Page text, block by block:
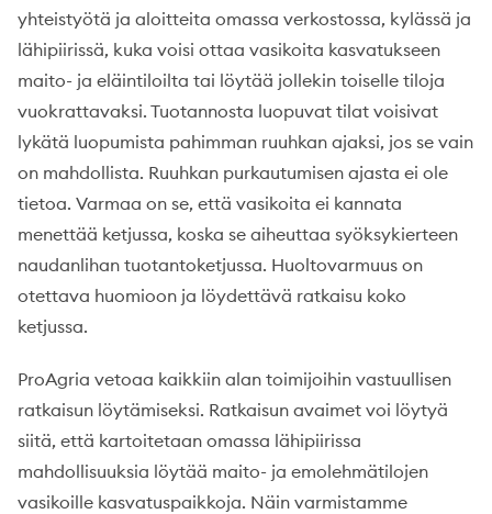
yhteistyötä ja aloitteita omassa verkostossa, kylässä ja
lähipiirissä, kuka voisi ottaa vasikoita kasvatukseen
maito- ja eläintiloilta tai löytää jollekin toiselle tiloja
vuokrattavaksi. Tuotannosta luopuvat tilat voisivat
lykätä luopumista pahimman ruuhkan ajaksi, jos se vain
on mahdollista. Ruuhkan purkautumisen ajasta ei ole
tietoa. Varmaa on se, että vasikoita ei kannata
menettää ketjussa, koska se aiheuttaa syöksykierteen
naudanlihan tuotantoketjussa. Huoltovarmuus on
otettava huomioon ja löydettävä ratkaisu koko
ketjussa.
ProAgria vetoaa kaikkiin alan toimijoihin vastuullisen
ratkaisun löytämiseksi. Ratkaisun avaimet voi löytyä
siitä, että kartoitetaan omassa lähipiirissa
mahdollisuuksia löytää maito- ja emolehmätilojen
vasikoille kasvatuspaikkoja. Näin varmistamme